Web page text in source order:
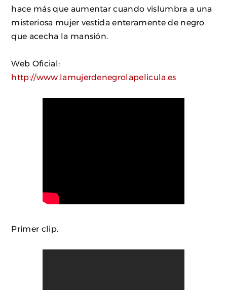
hace más que aumentar cuando vislumbra a una
misteriosa mujer vestida enteramente de negro
que acecha la mansión.
Web Oficial:
http://www.lamujerdenegrolapelicula.es
Primer clip.